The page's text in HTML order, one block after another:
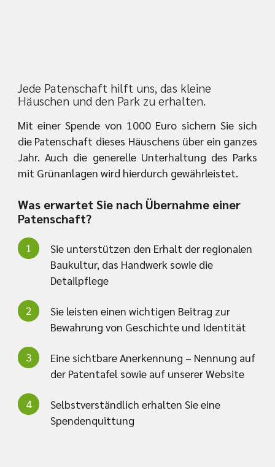
Jede Patenschaft hilft uns, das kleine
Häuschen und den Park zu erhalten.
Mit einer Spende von 1000 Euro sichern Sie sich
die Patenschaft dieses Häuschens über ein ganzes
Jahr. Auch die generelle Unterhaltung des Parks
mit Grünanlagen wird hierdurch gewährleistet.
Was erwartet Sie nach Übernahme einer
Patenschaft?
Sie unterstützen den Erhalt der regionalen
Baukultur, das Handwerk sowie die
Detailpflege
Sie leisten einen wichtigen Beitrag zur
Bewahrung von Geschichte und Identität
Eine sichtbare Anerkennung – Nennung auf
der Patentafel sowie auf unserer Website
Selbstverständlich erhalten Sie eine
Spendenquittung